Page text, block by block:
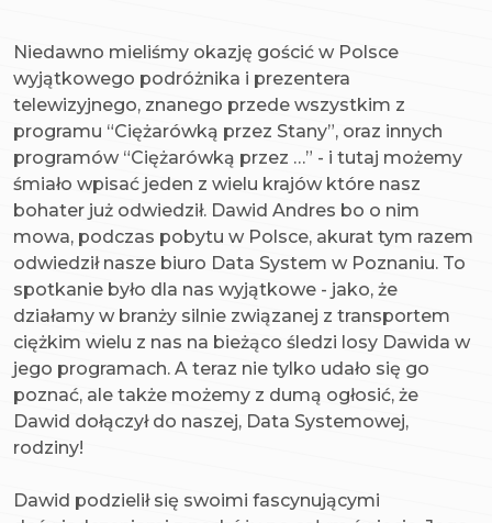
Niedawno mieliśmy okazję gościć w Polsce
wyjątkowego podróżnika i prezentera
telewizyjnego, znanego przede wszystkim z
programu “Ciężarówką przez Stany”, oraz innych
programów “Ciężarówką przez …” - i tutaj możemy
śmiało wpisać jeden z wielu krajów które nasz
bohater już odwiedził. Dawid Andres bo o nim
mowa, podczas pobytu w Polsce, akurat tym razem
odwiedził nasze biuro Data System w Poznaniu. To
spotkanie było dla nas wyjątkowe - jako, że
działamy w branży silnie związanej z transportem
ciężkim wielu z nas na bieżąco śledzi losy Dawida w
jego programach. A teraz nie tylko udało się go
poznać, ale także możemy z dumą ogłosić, że
Dawid dołączył do naszej, Data Systemowej,
rodziny!
Dawid podzielił się swoimi fascynującymi